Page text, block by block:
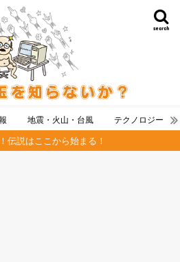
search
地震・火山・台風 テクノロジー
伝説はここから始まる！